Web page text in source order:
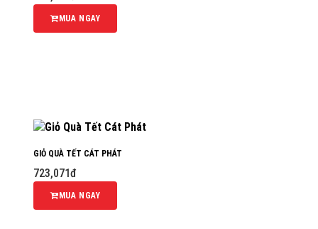
MUA NGAY
GIỎ QUÀ TẾT CÁT PHÁT
723,071đ
MUA NGAY